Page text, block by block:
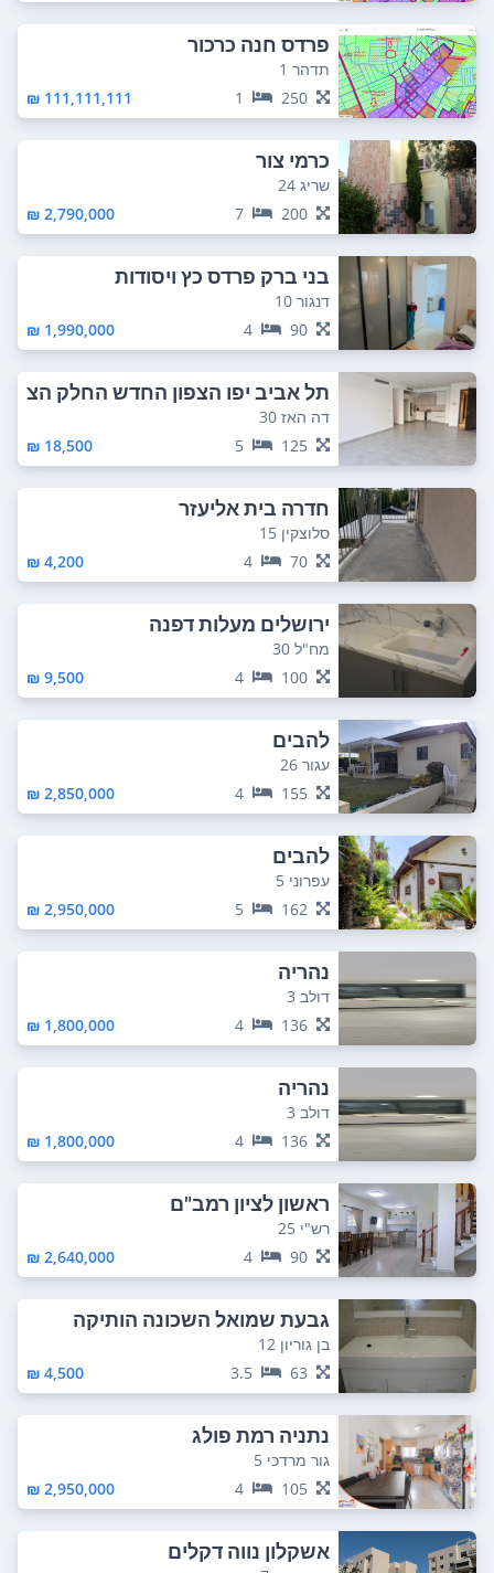
פרדס חנה כרכור
תדהר 1
250
1
111,111,111 ₪
כרמי צור
שריג 24
200
7
2,790,000 ₪
בני ברק פרדס כץ ויסודות
דנגור 10
90
4
1,990,000 ₪
תל אביב יפו הצפון החדש החלק הצ
פוני
דה האז 30
125
5
18,500 ₪
חדרה בית אליעזר
סלוצקין 15
70
4
4,200 ₪
ירושלים מעלות דפנה
מח"ל 30
100
4
9,500 ₪
להבים
עגור 26
155
4
2,850,000 ₪
להבים
עפרוני 5
162
5
2,950,000 ₪
נהריה
דולב 3
136
4
1,800,000 ₪
נהריה
דולב 3
136
4
1,800,000 ₪
ראשון לציון רמב"ם
רש"י 25
90
4
2,640,000 ₪
גבעת שמואל השכונה הותיקה
בן גוריון 12
63
3.5
4,500 ₪
נתניה רמת פולג
גור מרדכי 5
105
4
2,950,000 ₪
אשקלון נווה דקלים